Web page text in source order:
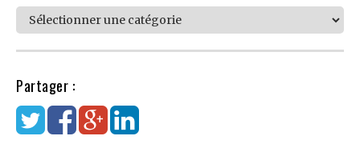
Catégories
Partager :